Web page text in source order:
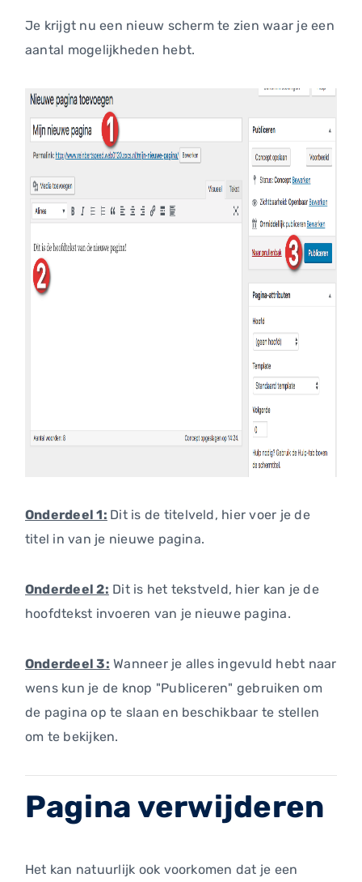
Je krijgt nu een nieuw scherm te zien waar je een
aantal mogelijkheden hebt.
Onderdeel 1: Dit is de titelveld, hier voer je de
titel in van je nieuwe pagina.
Onderdeel 2: Dit is het tekstveld, hier kan je de
hoofdtekst invoeren van je nieuwe pagina.
Onderdeel 3: Wanneer je alles ingevuld hebt naar
wens kun je de knop "Publiceren" gebruiken om
de pagina op te slaan en beschikbaar te stellen
om te bekijken.
Pagina verwijderen
Het kan natuurlijk ook voorkomen dat je een